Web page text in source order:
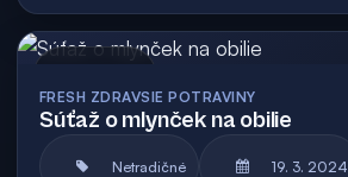
FRESH ZDRAVSIE POTRAVINY
Súťaž o mlynček na obilie
Netradičné 19. 3. 2024